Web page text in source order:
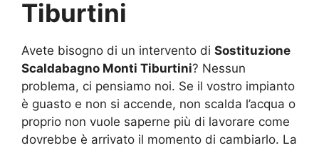
Tiburtini
Avete bisogno di un intervento di Sostituzione
Scaldabagno Monti Tiburtini? Nessun
problema, ci pensiamo noi. Se il vostro impianto
è guasto e non si accende, non scalda l’acqua o
proprio non vuole saperne più di lavorare come
dovrebbe è arrivato il momento di cambiarlo. La